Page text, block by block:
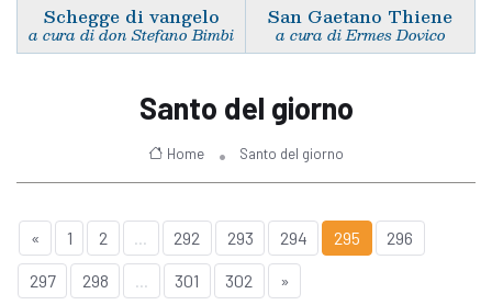
Schegge di vangelo
a cura di don Stefano Bimbi
San Gaetano Thiene
a cura di Ermes Dovico
Santo del giorno
Home Santo del giorno
« 1 2 292 293 294 295 296
297 298 ... 301 302 »